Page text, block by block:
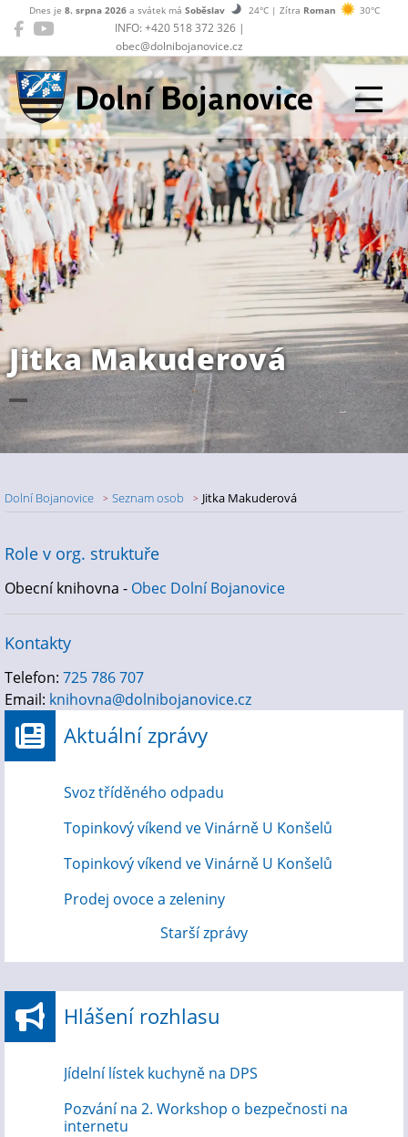
INFO: +420 518 372 326 |
obec@dolnibojanovice.cz
Dnes je 8. srpna 2026a svátek má Soběslav 24°C | Zítra Roman 30°C
Dolní Bojanovice
Jitka Makuderová
Dolní Bojanovice Seznam osob Jitka Makuderová
Role v org. struktuře
Obecní knihovna - Obec Dolní Bojanovice
Kontakty
Telefon: 725 786 707
Email: knihovna@dolnibojanovice.cz
Aktuální zprávy
Svoz tříděného odpadu
Topinkový víkend ve Vinárně U Konšelů
Topinkový víkend ve Vinárně U Konšelů
Prodej ovoce a zeleniny
Starší zprávy
Hlášení rozhlasu
Jídelní lístek kuchyně na DPS
Pozvání na 2. Workshop o bezpečnosti na
internetu